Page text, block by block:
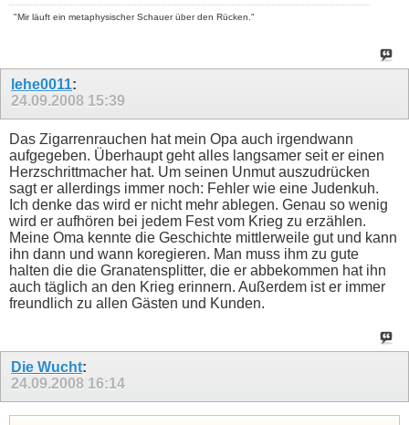
"Mir läuft ein metaphysischer Schauer über den Rücken."
lehe0011:
24.09.2008 15:39
Das Zigarrenrauchen hat mein Opa auch irgendwann
aufgegeben. Überhaupt geht alles langsamer seit er einen
Herzschrittmacher hat. Um seinen Unmut auszudrücken
sagt er allerdings immer noch: Fehler wie eine Judenkuh.
Ich denke das wird er nicht mehr ablegen. Genau so wenig
wird er aufhören bei jedem Fest vom Krieg zu erzählen.
Meine Oma kennte die Geschichte mittlerweile gut und kann
ihn dann und wann koregieren. Man muss ihm zu gute
halten die die Granatensplitter, die er abbekommen hat ihn
auch täglich an den Krieg erinnern. Außerdem ist er immer
freundlich zu allen Gästen und Kunden.
Die Wucht:
24.09.2008 16:14